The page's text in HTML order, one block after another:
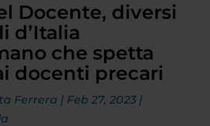
Docente, diversi
d’Italia
che spetta
docenti precari
Ferrera | Feb 27, 2023|